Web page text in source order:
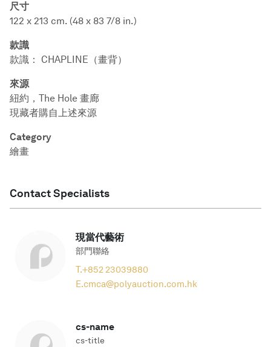
尺寸
122 x 213 cm. (48 x 83 7/8 in.)
款識
款識： CHAPLINE（畫背）
來源
紐約，The Hole 畫廊
現藏者購自上述來源
Category
繪畫
Contact Specialists
現當代藝術
部門聯絡
T.+852 23039880
E.cmca@polyauction.com.hk
cs-name
cs-title